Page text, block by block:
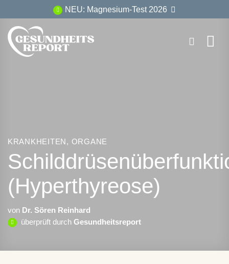
Inhalt
springen
NEU: Magnesium-Test 2026
KRANKHEITEN, ORGANE
(Hyperthyreose)
von Dr. Sören Reinhard
überprüft durch Gesundheitsreport